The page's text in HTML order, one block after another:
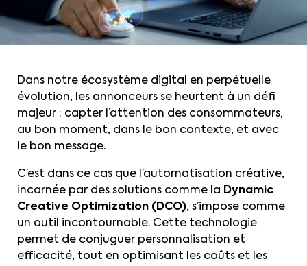
Dans notre écosystème digital en perpétuelle
évolution, les annonceurs se heurtent à un défi
majeur : capter l’attention des consommateurs,
au bon moment, dans le bon contexte, et avec
le bon message.
C’est dans ce cas que l’automatisation créative,
incarnée par des solutions comme la Dynamic
Creative Optimization (DCO), s’impose comme
un outil incontournable. Cette technologie
permet de conjuguer personnalisation et
efficacité, tout en optimisant les coûts et les